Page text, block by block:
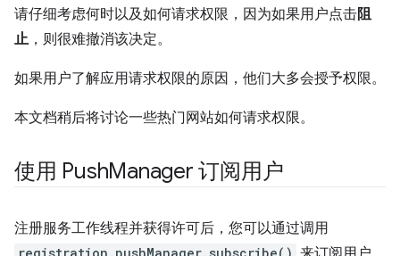
请仔细考虑何时以及如何请求权限，因为如果用户点击阻
止 ，则很难撤消该决定。
如果用户了解应用请求权限的原因，他们大多会授予权限。
本文档稍后将讨论一些热门网站如何请求权限。
使用 PushManager 订阅用户
注册服务工作线程并获得许可后，您可以通过调用
registration.pushManager.subscribe()